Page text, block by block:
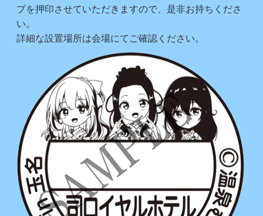
プを押印させていただきますので、是非お持ちくださ
い。
詳細な設置場所は会場にてご確認ください。